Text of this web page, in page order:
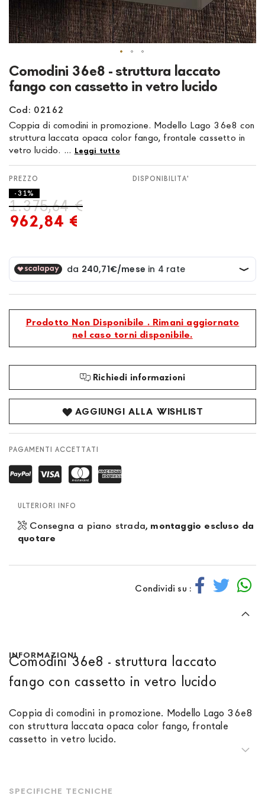
Comodini 36e8 - struttura laccato
fango con cassetto in vetro lucido
Cod: 02162
Coppia di comodini in promozione. Modello Lago 36e8 con
struttura laccata opaca color fango, frontale cassetto in
vetro lucido. ... Leggi tutto
962,84 €
1.375,64 €
- 31%
DISPONIBILITA'
Prodotto Non Disponibile . Rimani aggiornato
nel caso torni disponibile.
Richiedi informazioni
AGGIUNGI ALLA WISHLIST
PAGAMENTI ACCETTATI
ULTERIORI INFO
Consegna a piano strada, montaggio escluso da
quotare
Condividi su :
Vai
all'inizio
della
galleria
di
immagini
INFORMAZIONI
Comodini 36e8 - struttura laccato
fango con cassetto in vetro lucido
Coppia di comodini in promozione. Modello Lago 36e8
con struttura laccata opaca color fango, frontale
cassetto in vetro lucido.
SPECIFICHE TECNICHE